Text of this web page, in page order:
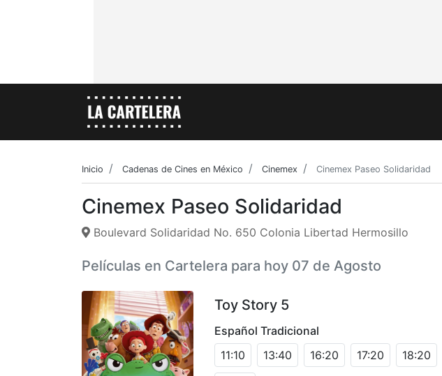
Inicio Cadenas de Cines en México Cinemex Cinemex Paseo Solidaridad
Cinemex Paseo Solidaridad
Boulevard Solidaridad No. 650 Colonia Libertad Hermosillo
Películas en Cartelera para hoy 07 de Agosto
Toy Story 5
Español Tradicional
11:10
13:40 16:20 17:20 18:20